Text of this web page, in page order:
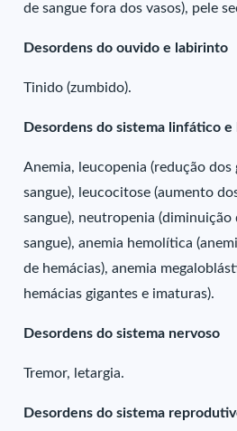
de sangue fora dos vasos), pele
Desordens do ouvido e labirinto
Tinido (zumbido).
Desordens do sistema linfático e
Anemia, leucopenia (redução
sangue), leucocitose (aumento
sangue), neutropenia
sangue), anemia hemolítica
de hemácias), anemia
hemácias gigantes e imaturas).
Desordens do sistema nervoso
Tremor, letargia.
Desordens do sistema